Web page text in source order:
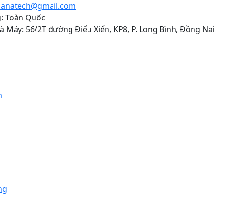
Toàn Quốc
Máy: 56/2T đường Điểu Xiển, KP8, P. Long Bình, Đồng Nai